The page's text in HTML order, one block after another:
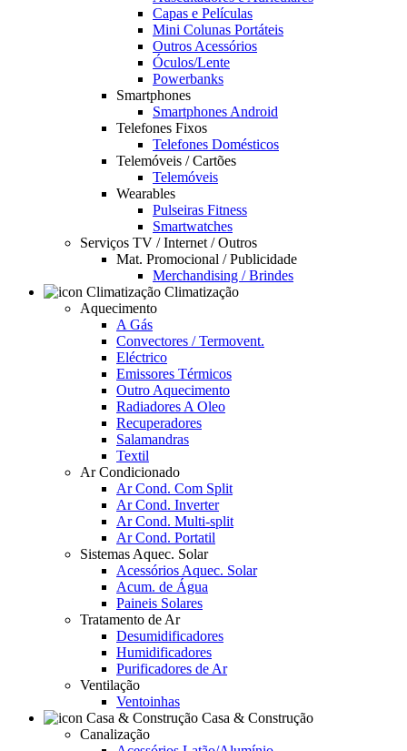
Capas e Películas
Mini Colunas Portáteis
Outros Acessórios
Óculos/Lente
Powerbanks
Smartphones
Smartphones Android
Telefones Fixos
Telefones Domésticos
Telemóveis / Cartões
Telemóveis
Wearables
Pulseiras Fitness
Smartwatches
Serviços TV / Internet / Outros
Mat. Promocional / Publicidade
Merchandising / Brindes
Climatização
Aquecimento
A Gás
Convectores / Termovent.
Eléctrico
Emissores Térmicos
Outro Aquecimento
Radiadores A Oleo
Recuperadores
Salamandras
Textil
Ar Condicionado
Ar Cond. Com Split
Ar Cond. Inverter
Ar Cond. Multi-split
Ar Cond. Portatil
Sistemas Aquec. Solar
Acessórios Aquec. Solar
Acum. de Água
Paineis Solares
Tratamento de Ar
Desumidificadores
Humidificadores
Purificadores de Ar
Ventilação
Ventoinhas
Casa & Construção
Canalização